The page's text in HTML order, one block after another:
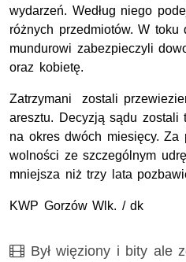
wydarzeń. Według niego
różnych przedmiotów. W toku
mundurowi zabezpieczyli
oraz kobietę.
Zatrzymani zostali
aresztu. Decyzją sądu zostali
na okres dwóch miesięcy. Za
wolności ze szczególnym
mniejsza niż trzy lata
KWP Gorzów Wlk. / dk
Film
Był więziony i bity ale